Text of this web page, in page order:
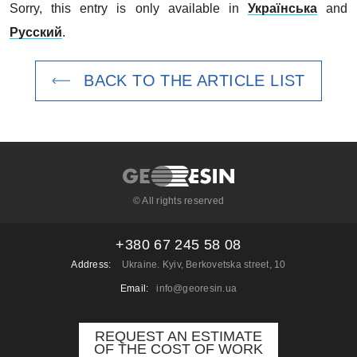
Sorry, this entry is only available in Українськаand
Русский.
BACK TO THE ARTICLE LIST
© All rights reserved
+380 67 245 58 08
Address: Ukraine. Kyiv, Berkovetska street, 10
Email: info@georesin.ua
REQUEST AN ESTIMATE
OF THE COST OF WORK